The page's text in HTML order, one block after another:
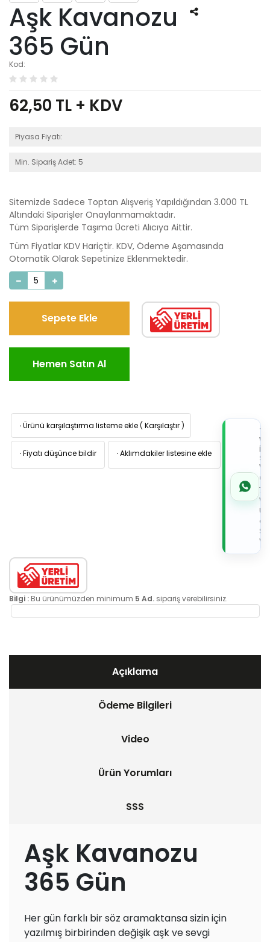
Aşk Kavanozu
365 Gün
Kod:
62,50 TL + KDV
Piyasa Fiyatı:
Min. Sipariş Adet: 5
Sitemizde Sadece Toptan Alışveriş Yapıldığından 3.000 TL
Altındaki Siparişler Onaylanmamaktadır.
Tüm Siparişlerde Taşıma Ücreti Alıcıya Aittir.
Tüm Fiyatlar KDV Hariçtir. KDV, Ödeme Aşamasında
Otomatik Olarak Sepetinize Eklenmektedir.
Sepete Ekle
Hemen Satın Al
·Ürünü karşılaştırma listeme ekle ( Karşılaştır )
·Fiyatı düşünce bildir ·Aklımdakiler listesine ekle
İLE
de
Bilgi : Bu ürünümüzden minimum 5 Ad. sipariş verebilirsiniz.
Açıklama
Ödeme Bilgileri
Video
Ürün Yorumları
SSS
Aşk Kavanozu
365 Gün
Her gün farklı bir söz aramaktansa sizin için
yazılmış birbirinden değişik aşk ve sevgi